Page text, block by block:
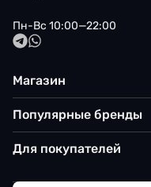
Пн-Вс 10:00—22:00
Магазин
Популярные бренды
Для покупателей